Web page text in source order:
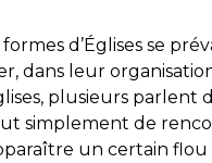
d’Églises se
dans leur
plusieurs parlent
simplement de
un certain